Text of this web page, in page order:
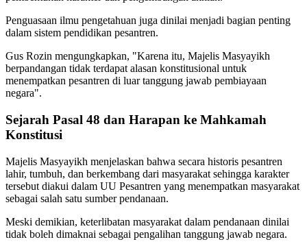
Penguasaan ilmu pengetahuan juga dinilai menjadi bagian penting
dalam sistem pendidikan pesantren.
Gus Rozin mengungkapkan, "Karena itu, Majelis Masyayikh
berpandangan tidak terdapat alasan konstitusional untuk
menempatkan pesantren di luar tanggung jawab pembiayaan
negara".
Sejarah Pasal 48 dan Harapan ke Mahkamah
Konstitusi
Majelis Masyayikh menjelaskan bahwa secara historis pesantren
lahir, tumbuh, dan berkembang dari masyarakat sehingga karakter
tersebut diakui dalam UU Pesantren yang menempatkan masyarakat
sebagai salah satu sumber pendanaan.
Meski demikian, keterlibatan masyarakat dalam pendanaan dinilai
tidak boleh dimaknai sebagai pengalihan tanggung jawab negara.